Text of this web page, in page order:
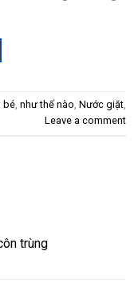
bé, như thế nào, Nước giặt,
Leave a comment
trùng